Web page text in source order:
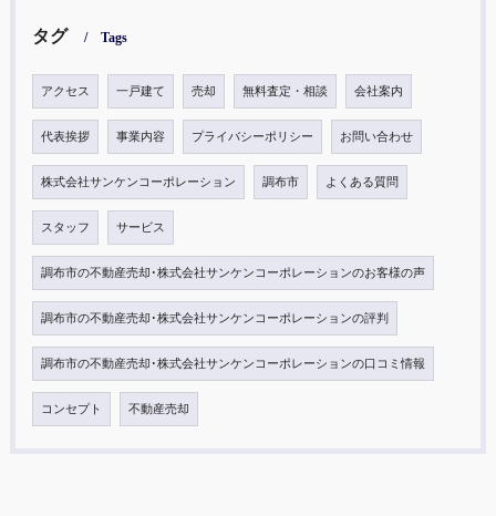
タグ Tags
アクセス 一戸建て 売却 無料査定・相談 会社案内
代表挨拶 事業内容 プライバシーポリシー お問い合わせ
株式会社サンケンコーポレーション 調布市 よくある質問
スタッフ サービス
調布市の不動産売却･株式会社サンケンコーポレーションのお客様の声
調布市の不動産売却･株式会社サンケンコーポレーションの評判
調布市の不動産売却･株式会社サンケンコーポレーションの口コミ情報
コンセプト 不動産売却